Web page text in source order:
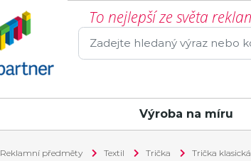
To nejlepší ze světa
Výroba na míru
Reklamní předměty Textil Trička Trička